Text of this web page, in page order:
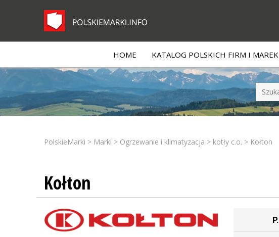
HOME KATALOG POLSKICH FIRM I MAREK
PolskieMarki > Marki > Ogrzewanie i klimatyzacja > kotły c.o. > Kołton
Kołton